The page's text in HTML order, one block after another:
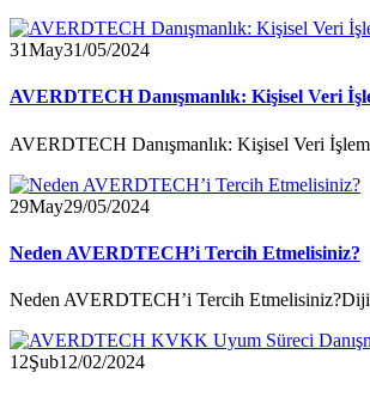
31May31/05/2024
AVERDTECH Danışmanlık: Kişisel Veri
AVERDTECH Danışmanlık: Kişisel Veri
29May29/05/2024
Neden AVERDTECH’i Tercih Etmelisiniz?
Neden AVERDTECH’i Tercih
12Şub12/02/2024